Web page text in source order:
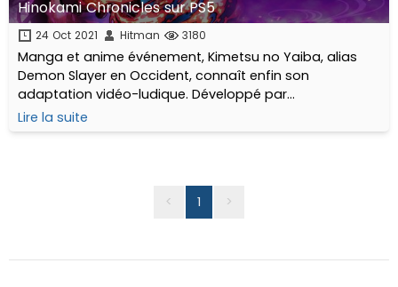
Hinokami Chronicles sur PS5
24 Oct 2021 Hitman 3180
Manga et anime événement, Kimetsu no Yaiba, alias
Demon Slayer en Occident, connaît enfin son
adaptation vidéo-ludique. Développé par
CyberConnect2, à qui l'on doit notamment les
différents épisodes de Naruto ou en encore Dragon Ball
Lire la suite
< 1 >